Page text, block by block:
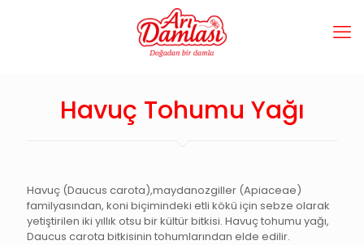
Havuç Tohumu Yağı
Havuç (Daucus carota),maydanozgiller (Apiaceae)
familyasından, koni biçimindeki etli kökü için sebze olarak
yetiştirilen iki yıllık otsu bir kültür bitkisi. Havuç tohumu yağı,
Daucus carota bitkisinin tohumlarından elde edilir.